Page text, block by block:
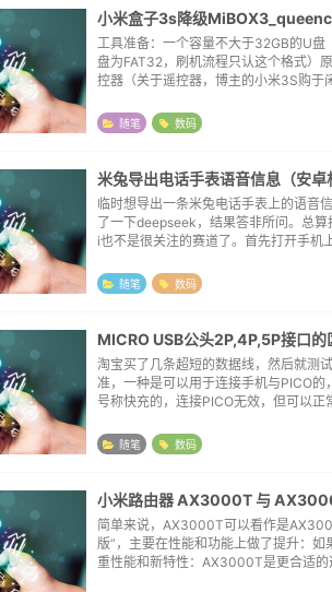
工具准备：一个容量不大于32GB的U盘
盘为FAT32，刷机流程只认这个格式）
控器（关于遥控器，博主的小米3S购于
功刷机）刷机流程：格式化U盘为FAT32
贝...
随笔 数码
米兔导出电话手表语音信息（安卓
临时想导出一条米兔电话手表上的语音
了一下deepseek，结果答非所问。总算
i也不是很关注的赛道了。首先打开手机
om.imibaby.client子...
随笔 数码
MICRO USB公头2P,4P,5P接口的
淘宝买了几条超短的数据线，然后就测
准，一种是可以用于连接手机与PICO的
号称快充的，连接PICO无效，但可以正
电，无法提供数据传输功能。拆解了一条
的...
随笔 数码
简单来说，AX3000T可以看作是
版”，主要在性能和功能上做了提升：如
重性能和新特性：AX3000T是更合适的